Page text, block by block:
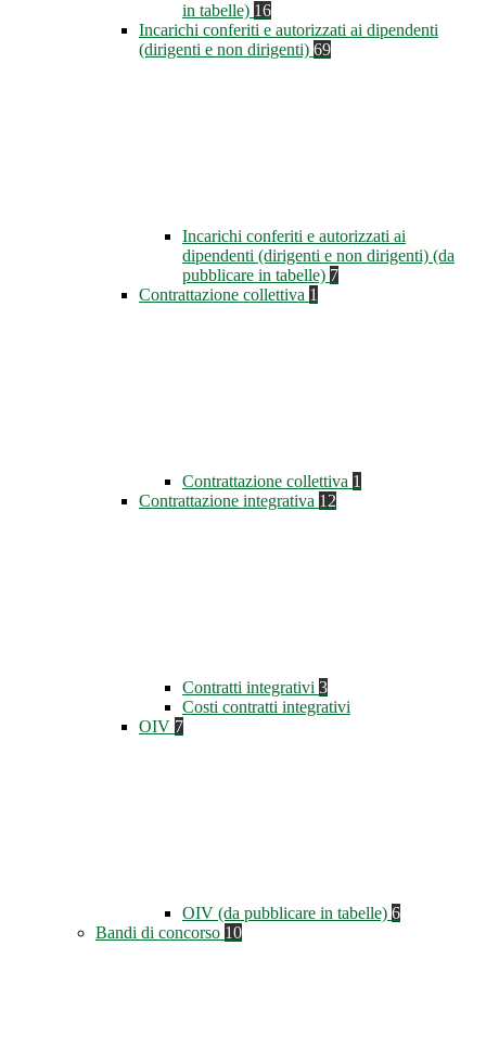
in tabelle) 16
Incarichi conferiti e autorizzati ai dipendenti
(dirigenti e non dirigenti) 69
Incarichi conferiti e autorizzati ai
dipendenti (dirigenti e non dirigenti) (da
pubblicare in tabelle) 7
Contrattazione collettiva 1
Contrattazione collettiva 1
Contrattazione integrativa 12
Contratti integrativi 3
Costi contratti integrativi
OIV 7
OIV (da pubblicare in tabelle) 6
Bandi di concorso 10